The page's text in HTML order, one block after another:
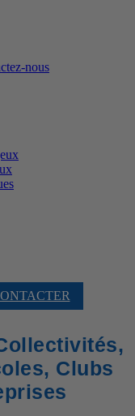
nous
Clubs